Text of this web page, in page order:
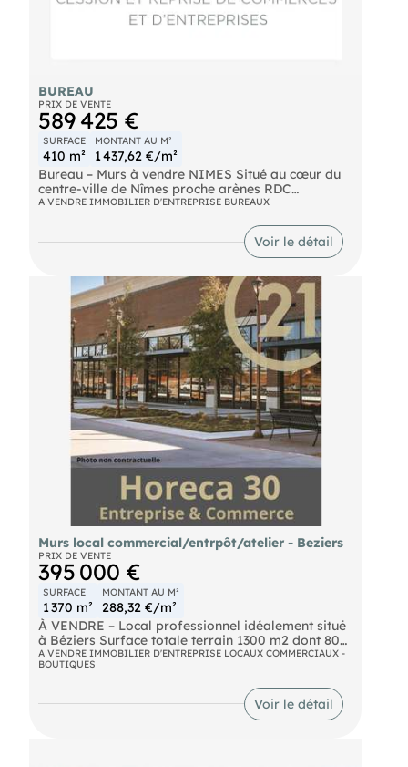
BUREAU
PRIX DE VENTE
589 425 €
SURFACE
410 m²
MONTANT AU M²
1 437,62 €/m²
Bureau – Murs à vendre NIMES Situé au cœur du
centre-ville de Nîmes proche arènes RDC
immeuble Haussmannien superbes bureaux
- Tribunal de commerce
- Tribunal des prudhommes
- Chambre de commerce – TGI – TI
- Cour d’appel
- Parking de l’esplanade idéal profession
juridique. : avocats, notaires, experts comptables..
environ 410 m2 divisibles à partir de 150 m2 prix
1800€/m2 net vendeur dossier complet sur
demande
A VENDRE IMMOBILIER D'ENTREPRISE BUREAUX
Voir le détail
Murs local commercial/entrpôt/atelier - Beziers
PRIX DE VENTE
395 000 €
SURFACE
1 370 m²
MONTANT AU M²
288,32 €/m²
À VENDRE – Local professionnel idéalement situé
à Béziers Surface totale terrain 1300 m2 dont 800
m2 de bâti . Dispose de 2 bureaux + sanitaires
Emplacement stratégique sur un axe très passant
– Sortie de Béziers Profitez d’une excellente
visibilité pour développer votre activité grâce à ce
local à usage d’entrepôt, d’atelier ou de
A VENDRE IMMOBILIER D'ENTREPRISE LOCAUX COMMERCIAUX -
BOUTIQUES
Voir le détail